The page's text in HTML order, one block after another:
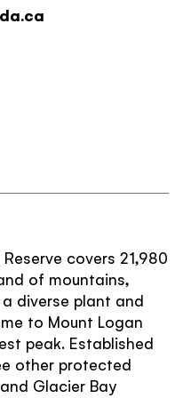
covers 21,980
of mountains,
diverse plant and
to Mount Logan
peak. Established
other protected
Glacier Bay